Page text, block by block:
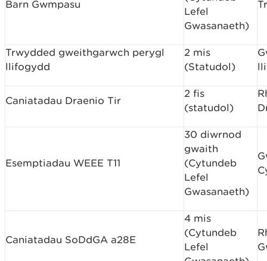
Barn Gwmpasu
Lefel
Gwasanaeth)
Trwydded gweithgarwch perygl
llifogydd
2 mis
(Statudol)
Caniatadau Draenio Tir
2 fis
(statudol)
Esemptiadau WEEE T11
30 diwrnod
gwaith
(Cytundeb
Lefel
Gwasanaeth)
Caniatadau SoDdGA a28E
4 mis
(Cytundeb
Lefel